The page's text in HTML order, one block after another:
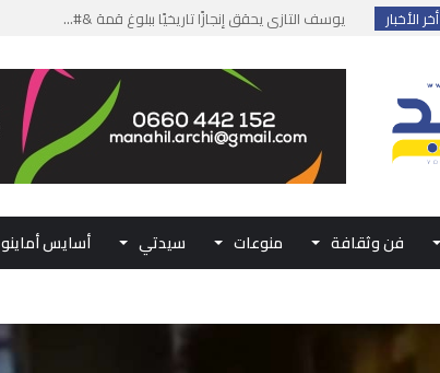
أخر الأخبار
إطلاق حصة إضافية من الدعم الاستثنائي لمهنيي ال...
بلاغ من الديوان الملكي...
حفل الولاء بتطوان.. ممثلو جهات المملكة يجددون ...
فن وثقافة منوعات سيدتي أسايس أماينو